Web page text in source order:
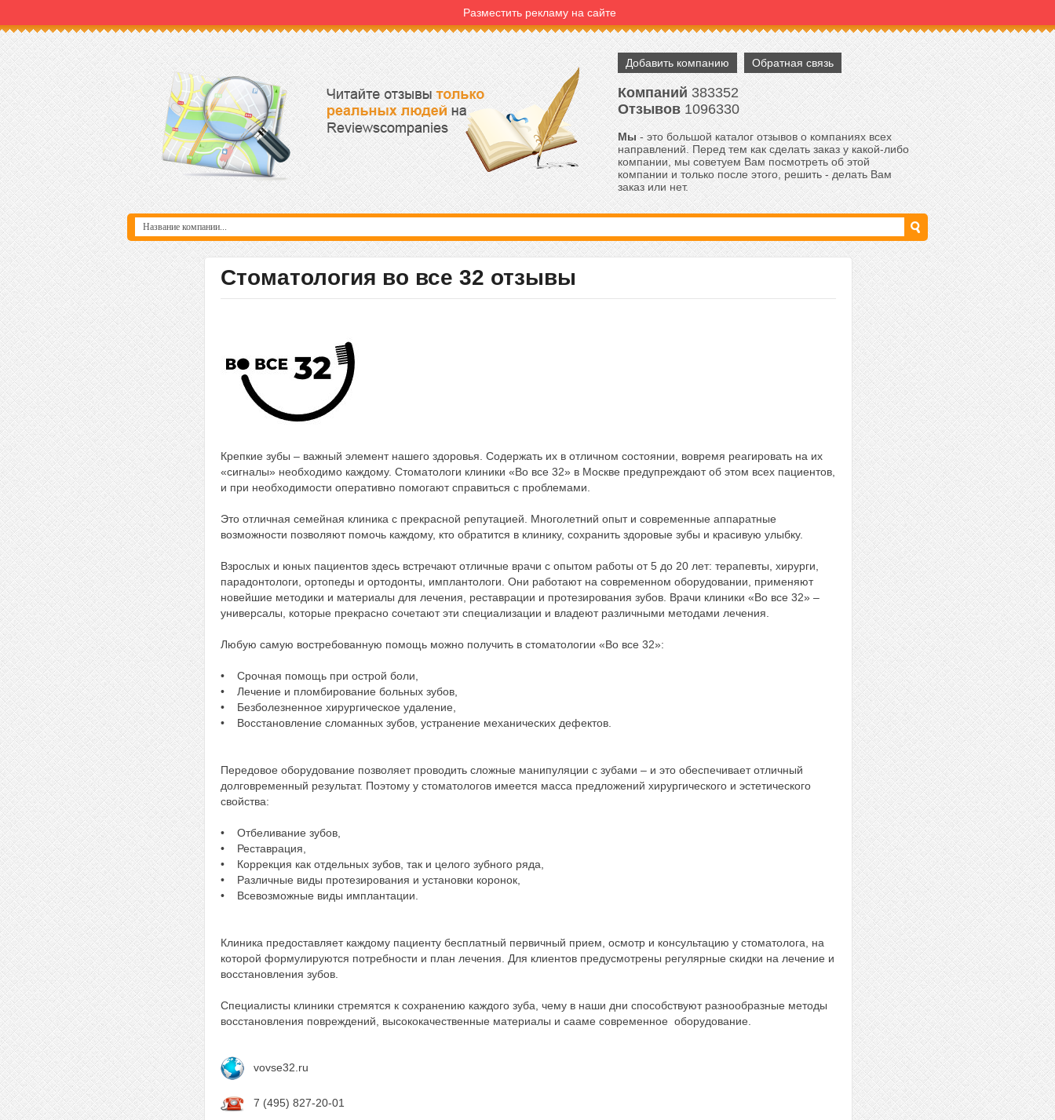
Разместить рекламу на сайте
Добавить компанию Обратная связь
Компаний383352
Отзывов1096330
Мы- это большой каталог отзывов о компаниях всех
направлений. Перед тем как сделать заказ у какой-либо
компании, мы советуем Вам посмотреть об этой
компании и только после этого, решить - делать Вам
заказ или нет.
Стоматология во все 32 отзывы
Крепкие зубы – важный элемент нашего здоровья. Содержать их в отличном состоянии, вовремя реагировать на их
«сигналы» необходимо каждому. Стоматологи клиники «Во все 32» в Москве предупреждают об этом всех пациентов,
и при необходимости оперативно помогают справиться с проблемами.
Это отличная семейная клиника с прекрасной репутацией. Многолетний опыт и современные аппаратные
возможности позволяют помочь каждому, кто обратится в клинику, сохранить здоровые зубы и красивую улыбку.
Взрослых и юных пациентов здесь встречают отличные врачи с опытом работы от 5 до 20 лет: терапевты, хирурги,
парадонтологи, ортопеды и ортодонты, имплантологи. Они работают на современном оборудовании, применяют
новейшие методики и материалы для лечения, реставрации и протезирования зубов. Врачи клиники «Во все 32» –
универсалы, которые прекрасно сочетают эти специализации и владеют различными методами лечения.
Любую самую востребованную помощь можно получить в стоматологии «Во все 32»:
• Срочная помощь при острой боли,
• Лечение и пломбирование больных зубов,
• Безболезненное хирургическое удаление,
• Восстановление сломанных зубов, устранение механических дефектов.
Передовое оборудование позволяет проводить сложные манипуляции с зубами – и это обеспечивает отличный
долговременный результат. Поэтому у стоматологов имеется масса предложений хирургического и эстетического
свойства:
• Отбеливание зубов,
• Реставрация,
• Коррекция как отдельных зубов, так и целого зубного ряда,
• Различные виды протезирования и установки коронок,
• Всевозможные виды имплантации.
Клиника предоставляет каждому пациенту бесплатный первичный прием, осмотр и консультацию у стоматолога, на
которой формулируются потребности и план лечения. Для клиентов предусмотрены регулярные скидки на лечение и
восстановления зубов.
Специалисты клиники стремятся к сохранению каждого зуба, чему в наши дни способствуют разнообразные методы
восстановления повреждений, высококачественные материалы и сааме современное оборудование.
vovse32.ru
7 (495) 827-20-01